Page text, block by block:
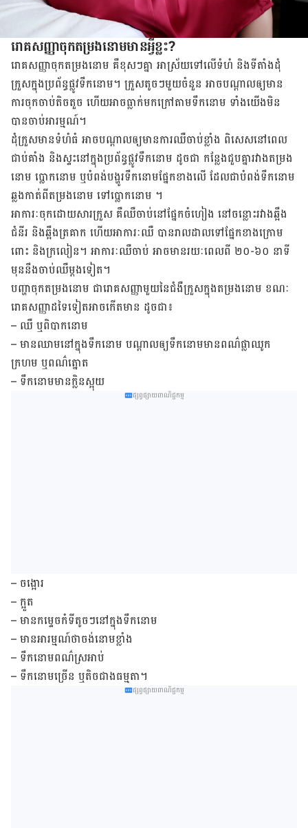
រោគសញ្ញាចុកតម្រង​នោមមាន​អ្វី​ខ្លះ?
រោគ​សញ្ញា​ចុកតម្រង​នោម គឺ​​ខុស​ៗ​គ្នា អាស្រ័យ​ទៅ​លើ​ទំហំ និង​ទីតាំង​ដុំ​
ក្រួស​ក្នុង​ប្រព័ន្ធ​ផ្លូវ​ទឹក​នោម។ ក្រួស​តូច​ៗ​មួយ​ចំនួន​ អាច​បណ្តាលឲ្យ​​មាន
ការចុកចាប់តិច​តួច ហើយ​អាច​ធ្លាក់​មក​ក្រៅ​តាម​ទឹក​នោម ទាំង​យើង​មិន​
បាន​ចាប់​អារម្មណ៍។
ដុំ​ក្រួស​មាន​ទំហំ​ធំ ​អាច​បណ្តាល​ឲ្យ​មាន​ការ​ឈឺ​ចាប់​ខ្លាំង ពិសេស​នៅ​ពេល​
ជាប់​គាំង និង​ស្ទះ​នៅ​ក្នុង​ប្រព័ន្ធ​ផ្លូវ​ទឹក​នោម ​ដូច​ជា​ កន្លែង​ជួប​គ្នា​រវាង​តម្រង​
នោម ប្លោក​នោម ឬ​បំពង់​បង្ហូរ​ទឹក​នោមផ្នែក​ខាង​លើ ដែល​ជា​បំពង់​ទឹក​នោម​
ឆ្លង​កាត់​ពី​តម្រង​នោម​ ទៅ​ប្លោក​នោម ។
អាការៈ​​ចុកដោយ​សារ​ក្រួស គឺ​ឈឺ​ចាប់​នៅ​ផ្នែក​ចំហៀង​ នៅ​ចន្លោះ​រវាង​ឆ្អឹង​
ជំនីរ និង​ឆ្អឹង​ត្រគាក ហើយ​អាការៈ​ឈឺ​ បាន​រាល​ដាល​ទៅ​ផ្នែក​ខាង​ក្រោម​
ពោះ និង​ក្រលៀន។ អាការៈ​ឈឺ​ចាប់ ​អាច​មាន​រយៈពេល​ពី ២០-៦០ នាទី​
មុន​នឹង​ចាប់​ឈឺ​ម្តង​ទៀត។
បញ្ហាចុកតម្រង​នោម​ ជា​រោគ​សញ្ញា​មួយ​នៃ​ជំងឺក្រួស​ក្នុងតម្រង​នោម ខណៈ
រោគ​សញ្ញា​ដទៃ​ទៀត​អាច​កើត​មាន​ ដូចជា៖
– ឈឺ ឬ​ពិបាក​នោម
– មាន​ឈាម​នៅ​ក្នុង​ទឹក​នោម​ បណ្តាល​ឲ្យ​ទឹក​នោម​មាន​ពណ៌​ផ្លា​ឈូក
ក្រហម ឬ​ពណ៌ត្នោត
– ទឹក​នោម​មាន​ក្លិន​ស្អុយ
ផ្សព្វផ្សាយពាណិជ្ជកម្ម
– ចង្អោរ
– ក្អួត
– មានកម្ទេចកំទី​តូច​ៗ​នៅ​ក្នុង​ទឹក​នោម
– មាន​អារម្មណ៍​ថា​ចង់​នោម​ខ្លាំង
– ទឹក​នោម​ពណ៌​ស្រអាប់
– ទឹក​នោម​ច្រើន ឬ​តិច​ជាង​ធម្មតា។
ផ្សព្វផ្សាយពាណិជ្ជកម្ម